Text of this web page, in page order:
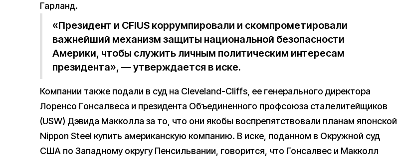
Гарланд.
«Президент и CFIUS коррумпировали и скомпрометировали
важнейший механизм защиты национальной безопасности
Америки, чтобы служить личным политическим интересам
президента», — утверждается в иске.
Компании также подали в суд на Cleveland-Cliffs, ее генерального директора
Лоренсо Гонсалвеса и президента Объединенного профсоюза сталелитейщиков
(USW) Дэвида Макколла за то, что они якобы воспрепятствовали планам японской
Nippon Steel купить американскую компанию. В иске, поданном в Окружной суд
США по Западному округу Пенсильвании, говорится, что Гонсалвес и Макколл